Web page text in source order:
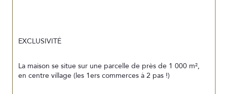
EXCLUSIVITÉ
La maison se situe sur une parcelle de près de 1 000 m²,
en centre village (les 1ers commerces à 2 pas !)